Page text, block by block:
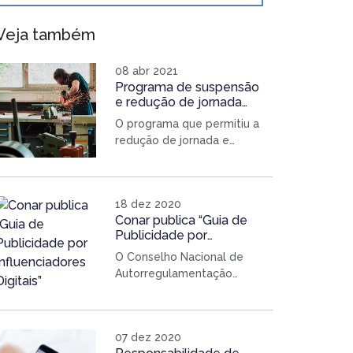
também
08 abr 2021
Programa de suspensão
e redução de jornada
garantiu estabilidade a 3
milhões de empregados
em abril
O programa que permitiu a
redução de jornada e
estabilidade no emprego a
quase 3 milhões de
trabalhadores em abril. O
chamado Benefício
Emergencial de
estabilidade pelo tempo
18 dez 2020
Conar publica “Guia de
Publicidade por
Influenciadores Digitais”
O Conselho Nacional de
Autorregulamentação
documento foi
07 dez 2020